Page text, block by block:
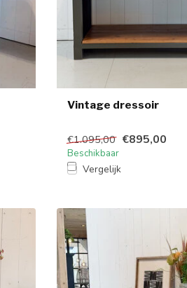
Vintage dressoir
€1.095,00 €895,00
Beschikbaar
Vergelijk